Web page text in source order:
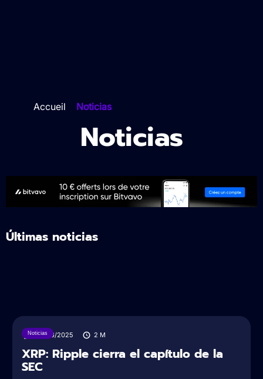
Accueil Noticias
Noticias
Últimas noticias
Noticias
28/06/2025 2 M
XRP: Ripple cierra el capítulo de la
SEC